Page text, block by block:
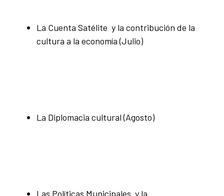
La Cuenta Satélite y la contribución de la
cultura a la economía (Julio)
La Diplomacia cultural (Agosto)
Las Políticas Municipales y la